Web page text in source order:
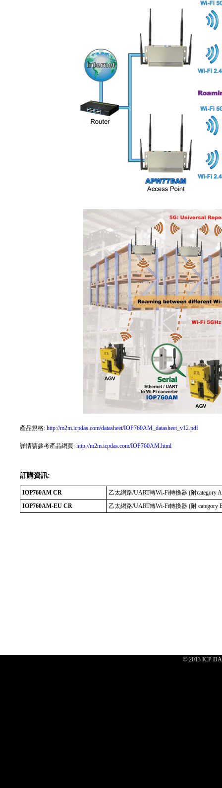
產品規格: http://m2m.icpdas.com/datasheet/IOP760AM_datasheet_v12.pdf
詳情請參考產品網頁: http://m2m.icpdas.com/IOP760AM.html
訂購資訊:
IOP760AM CR
乙太網路/UART轉Wi-Fi轉換器 (附category
IOP760AM-EU CR
乙太網路/UART轉Wi-Fi轉換器 (附 category
© 2013 ICP